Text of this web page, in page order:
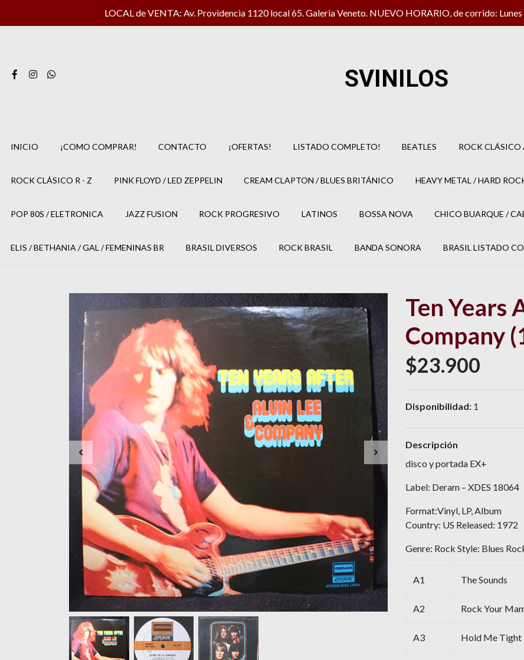
LOCAL de VENTA: Av. Providencia 1120 local 65. Galeria Veneto. NUEVO HORARIO, de corrido: Lunes
SVINILOS
INICIO ¡COMO COMPRAR! CONTACTO ¡OFERTAS! LISTADO COMPLETO! BEATLES ROCK CLÁSICO
ROCK CLÁSICO R - Z PINK FLOYD / LED ZEPPELIN CREAM CLAPTON / BLUES BRITÁNICO HEAVY METAL / HARD
POP 80S / ELETRONICA JAZZ FUSION ROCK PROGRESIVO LATINOS BOSSA NOVA CHICO BUARQUE /
ELIS / BETHANIA / GAL / FEMENINAS BR BRASIL DIVERSOS ROCK BRASIL BANDA SONORA BRASIL LISTADO
Ten Years
Company
$23.900
Disponibilidad: 1
Descripción
disco y portada EX+
Label: Deram ‎– XDES 18064
Format:Vinyl, LP, Album
Country: US Released: 1972
Genre: Rock Style: Blues
A1 The Sounds
A2 Rock Your
A3 Hold Me Tight